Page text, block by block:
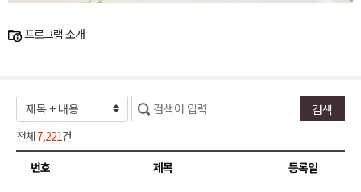
프로그램 소개
전체 7,221건
번호
제목
등록일